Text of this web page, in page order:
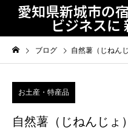
愛知県新城市の
ビジネスに
ブログ 自然薯（じねんじ
お土産・特産品
自然薯（じねんじょ）